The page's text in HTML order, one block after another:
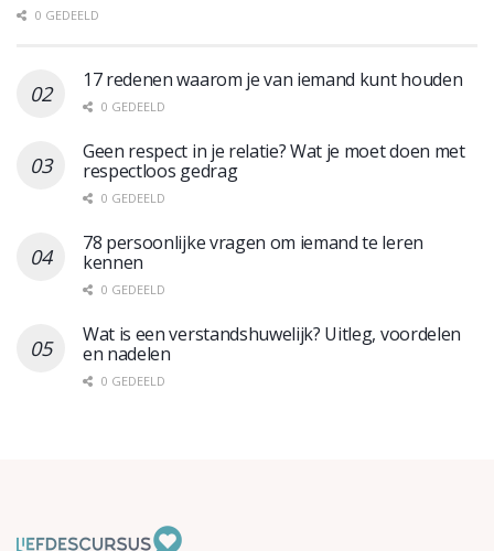
0 GEDEELD
17 redenen waarom je van iemand kunt houden
0 GEDEELD
Geen respect in je relatie? Wat je moet doen met
respectloos gedrag
0 GEDEELD
78 persoonlijke vragen om iemand te leren
kennen
0 GEDEELD
Wat is een verstandshuwelijk? Uitleg, voordelen
en nadelen
0 GEDEELD